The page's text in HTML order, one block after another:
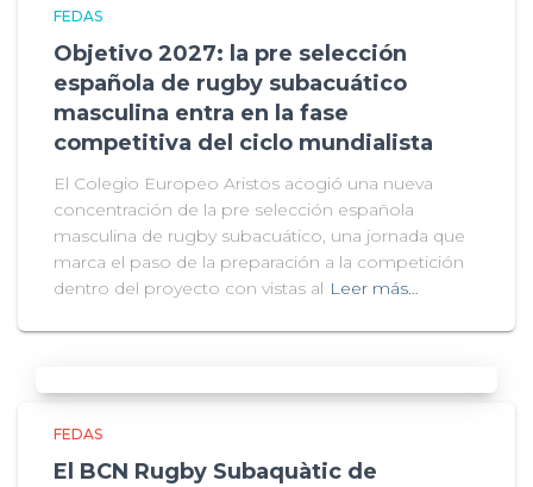
FEDAS
Objetivo 2027: la pre selección
española de rugby subacuático
masculina entra en la fase
competitiva del ciclo mundialista
El Colegio Europeo Aristos acogió una nueva
concentración de la pre selección española
masculina de rugby subacuático, una jornada que
marca el paso de la preparación a la competición
dentro del proyecto con vistas al Leer más…
FEDAS
El BCN Rugby Subaquàtic de